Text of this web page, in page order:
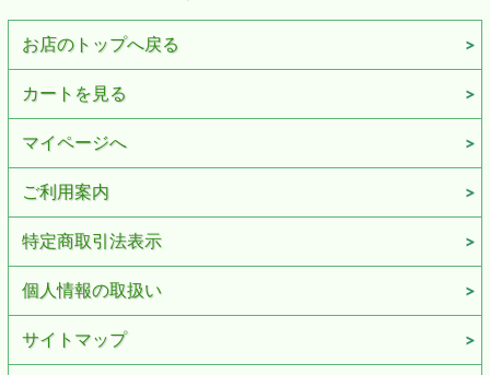
お店のトップへ戻る
カートを見る
マイページへ
ご利用案内
特定商取引法表示
個人情報の取扱い
サイトマップ